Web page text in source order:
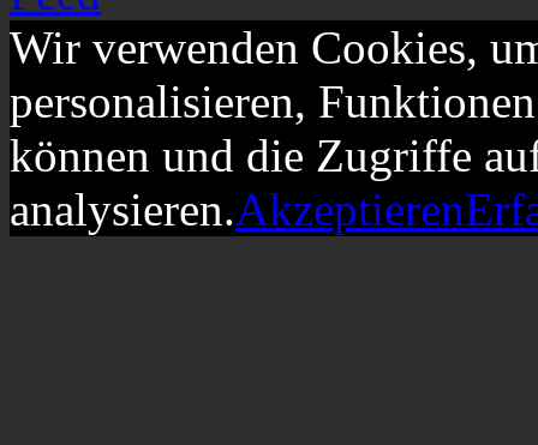
Wir verwenden Cookies,
personalisieren,
können und die Zugriffe
analysieren.Akzeptieren